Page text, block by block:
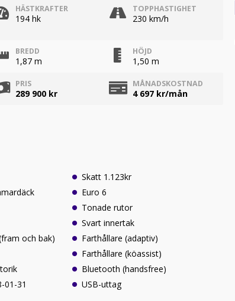
HÄSTKRAFTER
194 hk
TOPPHASTIGHET
230 km/h
BREDD
1,87 m
HÖJD
1,50 m
PRIS
289 900 kr
MÅNADSKOSTNAD
4 697kr/mån
och bak)
01-31
Skatt 1.123kr
Euro 6
Tonade rutor
Svart innertak
Farthållare (adaptiv)
Farthållare (köassist)
Bluetooth (handsfree)
USB-uttag